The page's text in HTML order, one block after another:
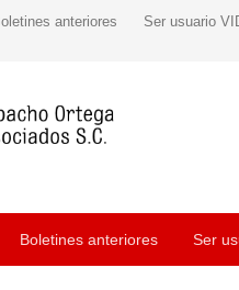
anteriores Ser usuario
Boletines anteriores Ser